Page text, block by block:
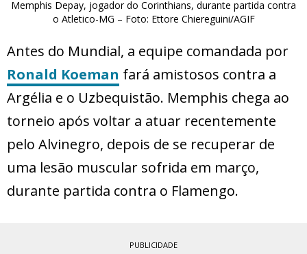
Memphis Depay, jogador do Corinthians, durante partida contra
o Atletico-MG – Foto: Ettore Chiereguini/AGIF
Antes do Mundial, a equipe comandada por
Ronald Koeman fará amistosos contra a
Argélia e o Uzbequistão. Memphis chega ao
torneio após voltar a atuar recentemente
pelo Alvinegro, depois de se recuperar de
uma lesão muscular sofrida em março,
durante partida contra o Flamengo.
PUBLICIDADE